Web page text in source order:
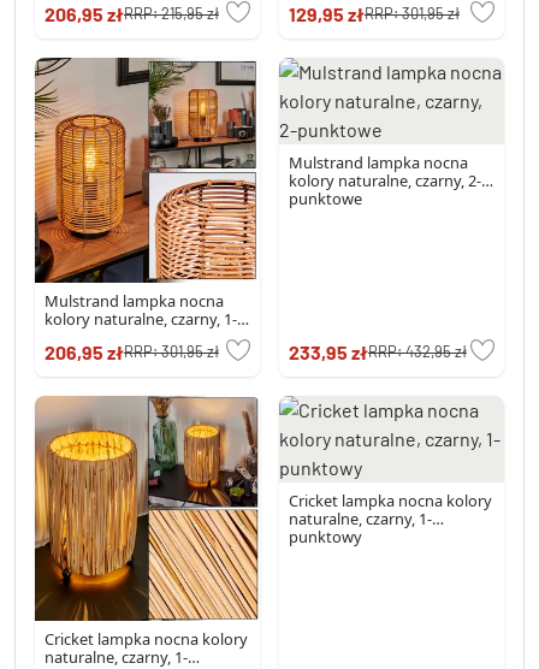
206,95 złRRP:215,95 zł 129,95 złRRP:301,95 zł
Mulstrand lampka nocna
kolory naturalne, czarny, 1-
206,95 złRRP:301,95 zł
Mulstrand lampka nocna
kolory naturalne, czarny, 2-
punktowe
233,95 złRRP:432,95 zł
Cricket lampka nocna kolory
naturalne, czarny, 1-
Cricket lampka nocna kolory
naturalne, czarny, 1-
punktowy